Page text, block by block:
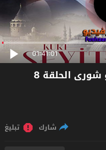
01:41:01
مشاهدة مسلسل سعيد و شورى الحلقة 8
شارك تبليغ